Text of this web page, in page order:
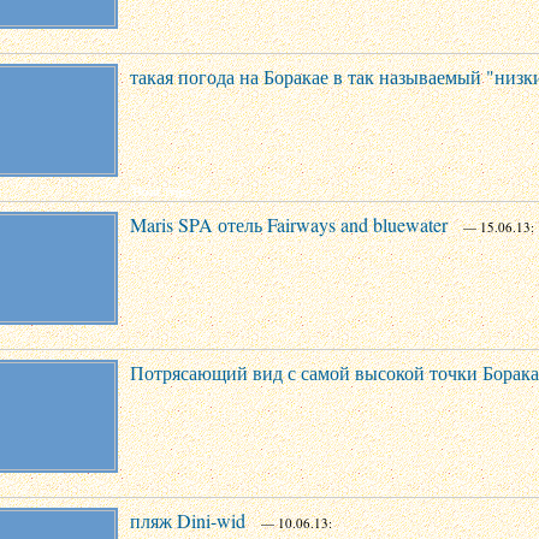
такая погода на Боракае в так называемый
Maris SPA отель Fairways and bluewater — 15.06.13:
Потрясающий вид с самой высокой точки
пляж Dini-wid — 10.06.13: